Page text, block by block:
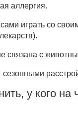
аллергия.
играть со
связана с
сезонными
у кого на